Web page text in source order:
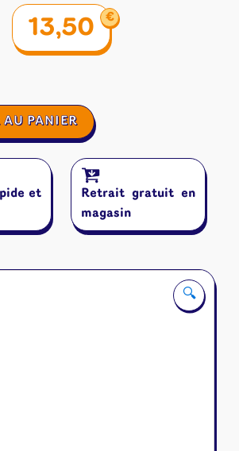
🔍
13,50 €
PANIER
et
Retrait gratuit en
magasin